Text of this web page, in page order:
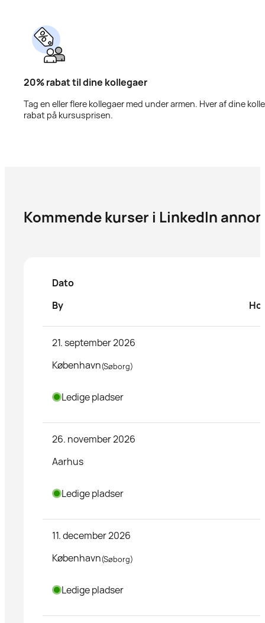
20% rabat til dine kollegaer
Tag en eller flere kollegaer med under armen. Hver af dine
rabat på kursusprisen.
Kommende kurser i LinkedIn
Dato
By
21. september 2026
København(Søborg)
Ledige pladser
26. november 2026
Aarhus
Ledige pladser
11. december 2026
København(Søborg)
Ledige pladser